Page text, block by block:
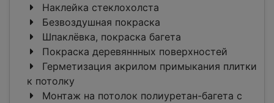
Наклейка стеклохолста
Безвоздушная покраска
Шпаклёвка, покраска багета
Покраска деревяннных поверхностей
Герметизация акрилом примыкания плитки
к потолку
Монтаж на потолок полиуретан-багета c